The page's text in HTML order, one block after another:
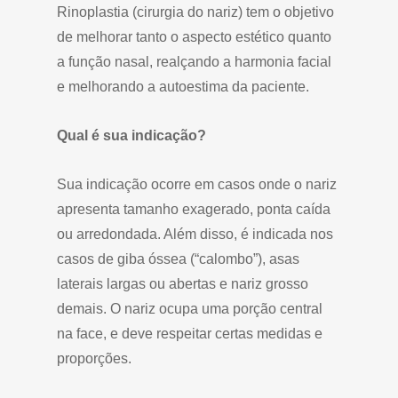
Rinoplastia (cirurgia do nariz) tem o objetivo
de melhorar tanto o aspecto estético quanto
a função nasal, realçando a harmonia facial
e melhorando a autoestima da paciente.
Qual é sua indicação?
Sua indicação ocorre em casos onde o nariz
apresenta tamanho exagerado, ponta caída
ou arredondada. Além disso, é indicada nos
casos de giba óssea (“calombo”), asas
laterais largas ou abertas e nariz grosso
demais. O nariz ocupa uma porção central
na face, e deve respeitar certas medidas e
proporções.